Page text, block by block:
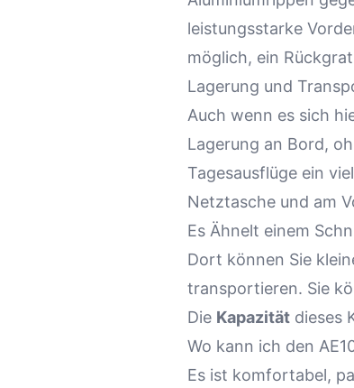
leistungsstarke
möglich, ein
Lagerung und
Auch wenn es sich
Lagerung an Bord,
Tagesausflüge ein
Netztasche und am
Es Ähnelt einem
Dort können Sie
transportieren. Sie
Die Kapazität dieses
Wo kann ich den
Es ist komfortabel,